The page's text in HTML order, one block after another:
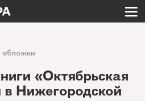
«Октябрьская
Нижегородской